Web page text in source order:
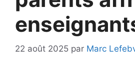
22 août 2025 par Marc